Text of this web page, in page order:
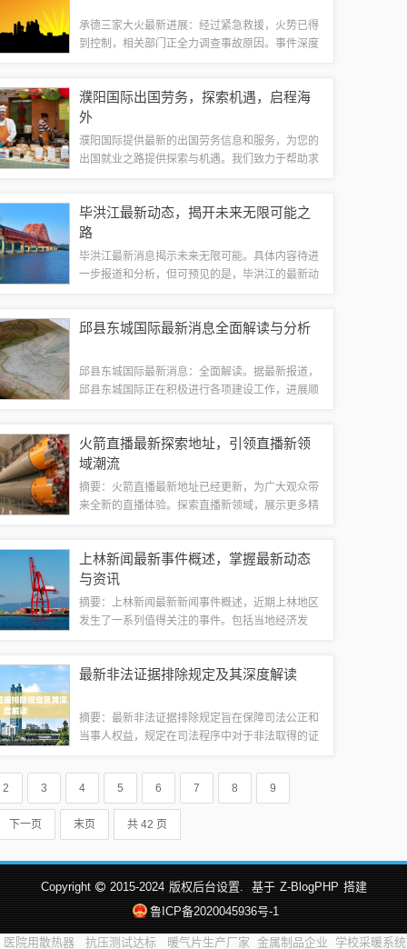
承德三家大火最新进展：经过紧急救援，火势已得
到控制，相关部门正全力调查事故原因。事件深度
众提供必要帮助。事件引起社会广泛关注，后续...
濮阳国际出国劳务，探索机遇，启程海
外
濮阳国际提供最新的出国劳务信息和服务，为您的
出国就业之路提供探索与机遇。我们致力于帮助求
务行列，您将有机会体验不同的文化和工作环境...
毕洪江最新动态，揭开未来无限可能之
路
毕洪江最新消息揭示未来无限可能。具体内容待进
一步报道和分析，但可预见的是，毕洪江的最新动
江在未来继续展现其领导力和影响力，推动各...
邱县东城国际最新消息全面解读与分析
邱县东城国际最新消息：全面解读。据最新报道，
邱县东城国际正在积极进行各项建设工作，进展顺
前，更多细节和具体规划正在进一步落实中，值...
火箭直播最新探索地址，引领直播新领
域潮流
摘要：火箭直播最新地址已经更新，为广大观众带
来全新的直播体验。探索直播新领域，展示更多精
地观看直播，感受不一样的视听盛宴。本文将...
上林新闻最新事件概述，掌握最新动态
与资讯
摘要：上林新闻最新新闻事件概述，近期上林地区
发生了一系列值得关注的事件。包括当地经济发
得的成就和发展，为当地人民带来了实实在在的...
最新非法证据排除规定及其深度解读
摘要：最新非法证据排除规定旨在保障司法公正和
当事人权益，规定在司法程序中对于非法取得的证
在遏制非法取证、保护公民权利、促进司法公正等
方面具有重要意义。该规定的实施将有助于提...
2 3 4 5 6 7 8 9
下一页 末页 共 42 页
Copyright 2015-2024 版权后台设置. 基于 Z-BlogPHP 搭建
鲁ICP备2020045936号-1
医院用散热器 抗压测试达标 暖气片生产厂家 金属制品企业 学校采暖系统